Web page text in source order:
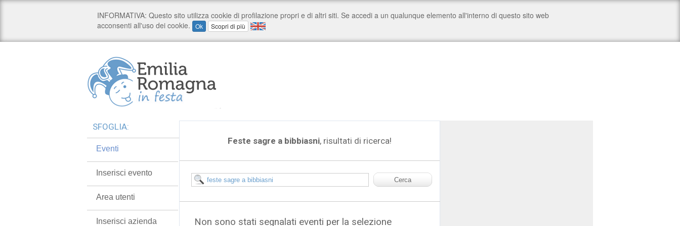
Feste sagre a bibbiasni, risultati di ricerca!
Non sono stati segnalati eventi per la selezione
SFOGLIA:
Eventi
Inserisci evento
Area utenti
Inserisci azienda